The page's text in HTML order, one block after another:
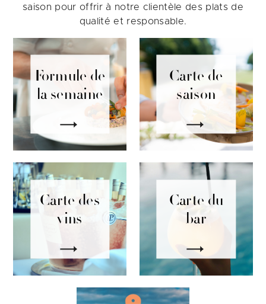
saison pour offrir à notre clientèle des plats de
qualité et responsable.
Formule de
la semaine
Carte de
saison
Carte des
vins
Carte du
bar